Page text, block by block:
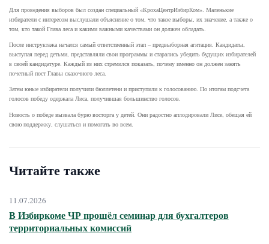
Для проведения выборов был создан специальный «КрохаЦентрИзбирКом». Маленькие
избиратели с интересом выслушали объяснение о том, что такое выборы, их значение, а также о
том, кто такой Глава леса и какими важными качествами он должен обладать.
После инструктажа начался самый ответственный этап – предвыборная агитация. Кандидаты,
выступая перед детьми, представляли свои программы и старались убедить будущих избирателей
в своей кандидатуре. Каждый из них стремился показать, почему именно он должен занять
почетный пост Главы сказочного леса.
Затем юные избиратели получили бюллетени и приступили к голосованию. По итогам подсчета
голосов победу одержала Лиса, получившая большинство голосов.
Новость о победе вызвала бурю восторга у детей. Они радостно аплодировали Лисе, обещая ей
свою поддержку, слушаться и помогать во всем.
Читайте также
11.07.2026
В Избиркоме ЧР прошёл семинар для бухгалтеров
территориальных комиссий